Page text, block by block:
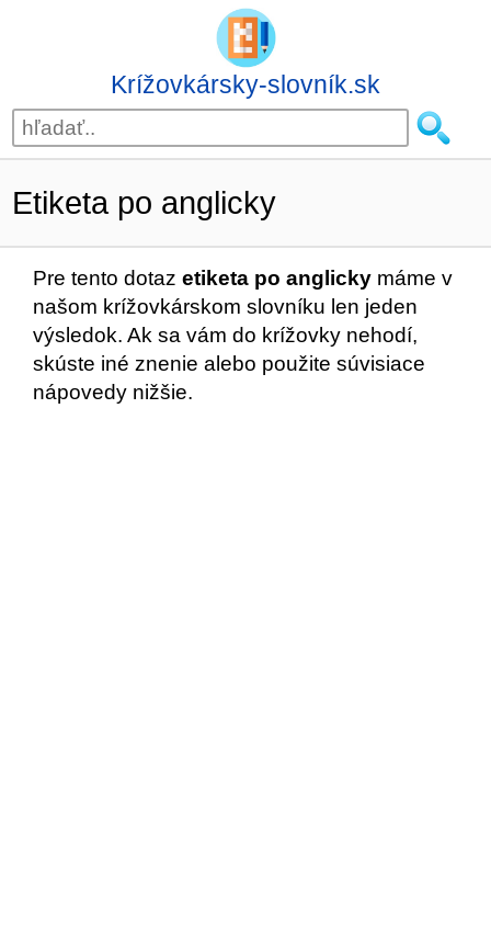
Krížovkársky-slovník.sk
Etiketa po anglicky
Pre tento dotaz etiketa po anglicky máme v
našom krížovkárskom slovníku len jeden
výsledok. Ak sa vám do krížovky nehodí,
skúste iné znenie alebo použite súvisiace
nápovedy nižšie.